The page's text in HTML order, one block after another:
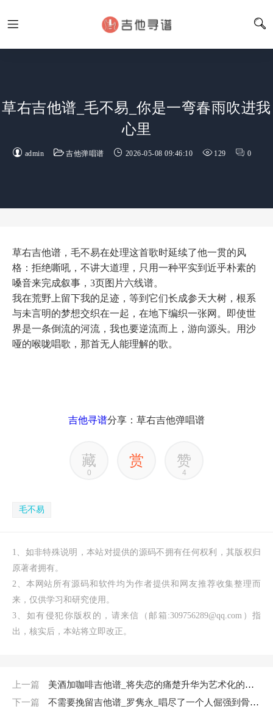
草右吉他谱_毛不易_你是一弯春雨吹进我
心里
admin 吉他弹唱谱 2026-05-08 09:46:10 129 0
草右吉他谱，毛不易在处理这首歌时延续了他一贯的风
格：拒绝嘶吼，不讲大道理，只用一种平实到近乎朴素的
嗓音来完成叙事，3页图片六线谱。
我在荒野上留下我的足迹，等到它们长成参天大树，根系
与未言明的梦想交织在一起，在地下编织一张网。即使世
界是一条倒流的河流，我也要逆流而上，游向源头。用沙
哑的喉咙唱歌，那首无人能理解的歌。
吉他寻谱分享：草右吉他弹唱谱
藏
0
赏 赞
4
毛不易
1、如非特殊说明，本站对提供的源码不拥有任何权利，其版权归
原著者拥有。
2、本网站所有源码和软件均为作者提供和网友推荐收集整理而
来，仅供学习和研究使用。
3、如有侵犯你版权的，请来信（邮箱:309756289@qq.com）指
出，核实后，本站将立即改正。
上一篇
美酒加咖啡吉他谱_将失恋的痛楚升华为艺术化的共鸣_汪明荃
下一篇
不需要挽留吉他谱_罗隽永_唱尽了一个人倔强到骨头里的孤独